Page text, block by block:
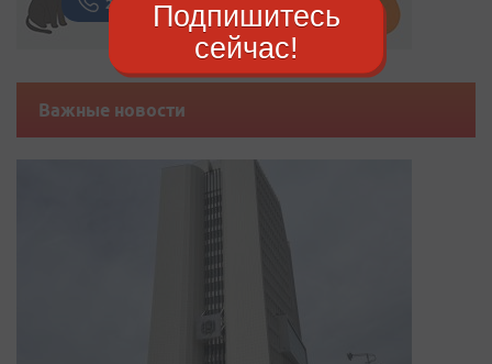
Важные новости
Подпишитесь
сейчас!